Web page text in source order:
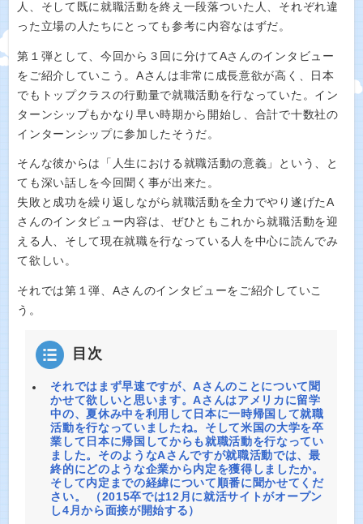
人、そして既に就職活動を終え一段落ついた人、それぞれ違
った立場の人たちにとっても参考に内容なはずだ。
第１弾として、今回から３回に分けてAさんのインタビュー
をご紹介していこう。Aさんは非常に成長意欲が高く、日本
でもトップクラスの行動量で就職活動を行なっていた。イン
ターンシップもかなり早い時期から開始し、合計で十数社の
インターンシップに参加したそうだ。
そんな彼からは「人生における就職活動の意義」という、と
ても深い話しを今回聞く事が出来た。
失敗と成功を繰り返しながら就職活動を全力でやり遂げたA
さんのインタビュー内容は、ぜひともこれから就職活動を迎
える人、そして現在就職を行なっている人を中心に読んでみ
て欲しい。
それでは第１弾、Aさんのインタビューをご紹介していこ
う。
目次
それではまず早速ですが、Aさんのことについて聞
かせて欲しいと思います。Aさんはアメリカに留学
中の、夏休み中を利用して日本に一時帰国して就職
活動を行なっていましたね。そして米国の大学を卒
業して日本に帰国してからも就職活動を行なってい
ました。そのようなAさんですが就職活動では、最
終的にどのような企業から内定を獲得しましたか。
そして内定までの経緯について順番に聞かせてくだ
さい。 （2015卒では12月に就活サイトがオープン
し4月から面接が開始する）